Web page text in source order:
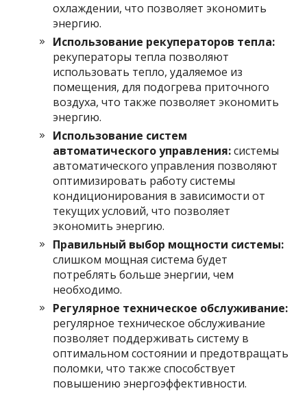
охлаждении, что позволяет экономить
энергию.
Использование рекуператоров тепла:
рекуператоры тепла позволяют
использовать тепло, удаляемое из
помещения, для подогрева приточного
воздуха, что также позволяет экономить
энергию.
Использование систем
автоматического управления:системы
автоматического управления позволяют
оптимизировать работу системы
кондиционирования в зависимости от
текущих условий, что позволяет
экономить энергию.
Правильный выбор мощности системы:
слишком мощная система будет
потреблять больше энергии, чем
необходимо.
Регулярное техническое обслуживание:
регулярное техническое обслуживание
позволяет поддерживать систему в
оптимальном состоянии и предотвращать
поломки, что также способствует
повышению энергоэффективности.